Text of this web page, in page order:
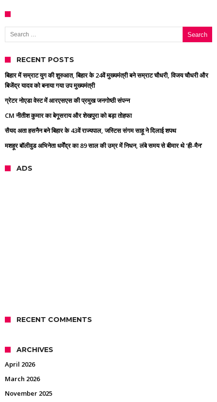
Search for:
RECENT POSTS
बिहार में सम्राट युग की शुरुआत, बिहार के 24वें मुख्यमंत्री बने सम्राट चौधरी, विजय चौधरी और
बिजेंद्र यादव को बनाया गया उप मुख्यमंत्री
ग्रेटर नोएडा वेस्ट में आरएसएस की प्रमुख जनगोष्ठी संपन्न
CM नीतीश कुमार का बेगूसराय और शेखपुरा को बड़ा तोहफा
सैयद अता हसनैन बने बिहार के 43वें राज्यपाल, जस्टिस संगम साहू ने दिलाई शपथ
मशहूर बॉलीवुड अभिनेता धर्मेंद्र का 89 साल की उम्र में निधन, लंबे समय से बीमार थे ‘ही-मैन’
ADS
RECENT COMMENTS
ARCHIVES
April 2026
March 2026
November 2025